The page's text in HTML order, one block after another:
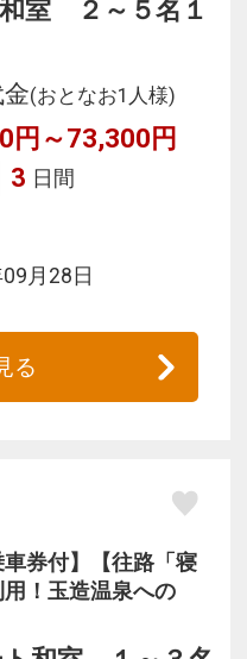
室 ２～５名１
(おとなお1人様)
円～73,300円
3 日間
月28日
る
車券付】【往路「寝
！玉造温泉への